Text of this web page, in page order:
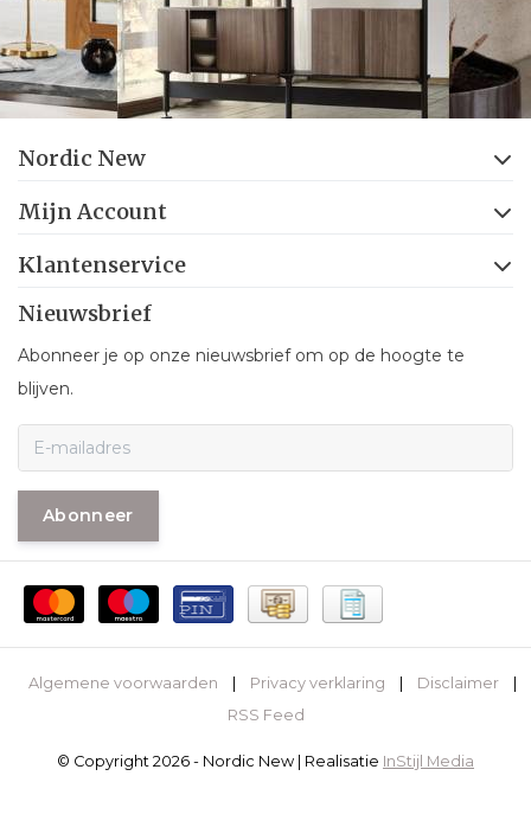
Nordic New
Mijn Account
Klantenservice
Nieuwsbrief
Abonneer je op onze nieuwsbrief om op de hoogte te
blijven.
Abonneer
Algemene voorwaarden Privacy verklaring Disclaimer
RSS Feed
© Copyright 2026 - Nordic New | Realisatie InStijl Media